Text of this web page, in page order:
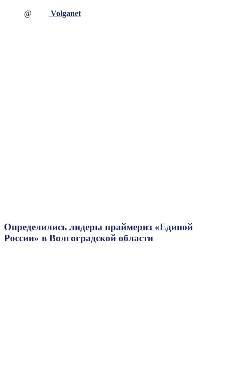
@ Volganet
Определились лидеры праймериз «Единой
России» в Волгоградской области